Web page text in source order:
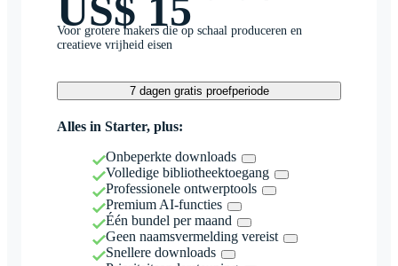
US$ 15
Voor grotere makers die op schaal produceren en
creatieve vrijheid eisen
7 dagen gratis proefperiode
Alles in Starter, plus:
Onbeperkte downloads
Volledige bibliotheektoegang
Professionele ontwerptools
Premium AI-functies
Één bundel per maand
Geen naamsvermelding vereist
Snellere downloads